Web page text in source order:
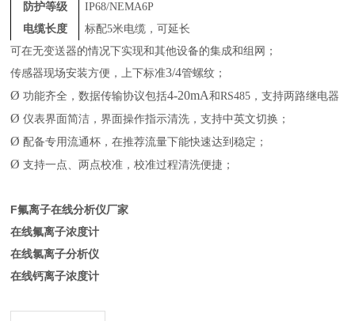
防护等级
IP68/NEMA6P
电缆长度
标配5米电缆，可延长
可在无变送器的情况下实现和其他设备的集成和组网；
传感器现场安装方便 ，上下标准3/4管螺纹 ；
Ø功能齐全，数据传输协议包括4-20mA和RS485 ，支持两路继电器
Ø仪表界面简洁，界面操作指示清洗，支持中英文切换 ；
Ø配备专用流通杯，在推荐流量下能快速达到稳定 ；
Ø支持一点、两点校准，校准过程清洗便捷 ；
F氟离子在线分析仪厂家
在线氟离子浓度计
在线氯离子分析仪
在线钙离子浓度计